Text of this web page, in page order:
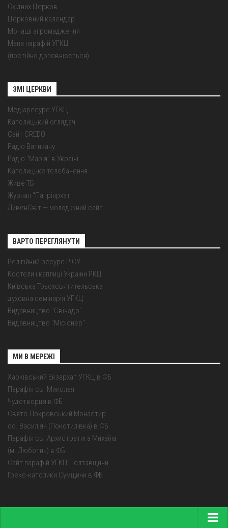
Східних Церков
Церковний календар
Монаші згромадження
Мапа парафій УГКЦ
(постійно доповнюється)
ЗМІ ЦЕРКВИ
Медіаресурс УГКЦ
Католицький оглядач
Сайт CREDO
Радіо Ватикану
Радіо "Марія" в Україні
Католицьке телебачення
Живе ТБ
Журнал "Патріярхат"
ДивенСвіт — молодіжний сайт
ВАРТО ПЕРЕГЛЯНУТИ
Релігійний ресурс РІСУ
Костели і каплиці України РКЦ
Київська Трьохсвятительська
духовна семінарія УГКЦ
Видавництво "Свічадо"
Видавництво "Місіонер"
МИ В МЕРЕЖІ
Харківський Екзархат УГКЦ в ФБ
Парафія св. Миколая
Чудотворця в ФБ
Свято-Покровський Монастир
оо. Василіян (Покотилівка) в ФБ
Парафія св. Архистратига Михаїла
(м. Люботин) в ФБ
Сайт парафій УГКЦ Полтавщини
Греко-католики Сумщини в ФБ